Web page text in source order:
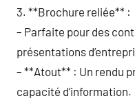
3. **Brochure reliée** :
– Parfaite pour des
présentations
– **Atout** : Un rendu
capacité d’information.